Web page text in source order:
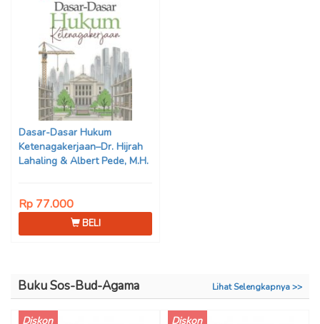
Dasar-Dasar Hukum
Ketenagakerjaan–Dr. Hijrah
Lahaling & Albert Pede, M.H.
Rp 77.000
BELI
Buku Sos-Bud-Agama Lihat Selengkapnya >>
Diskon Diskon